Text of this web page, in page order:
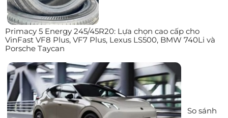
Primacy 5 Energy 245/45R20: Lựa chọn cao cấp cho
VinFast VF8 Plus, VF7 Plus, Lexus LS500, BMW 740Li và
Porsche Taycan
So sánh